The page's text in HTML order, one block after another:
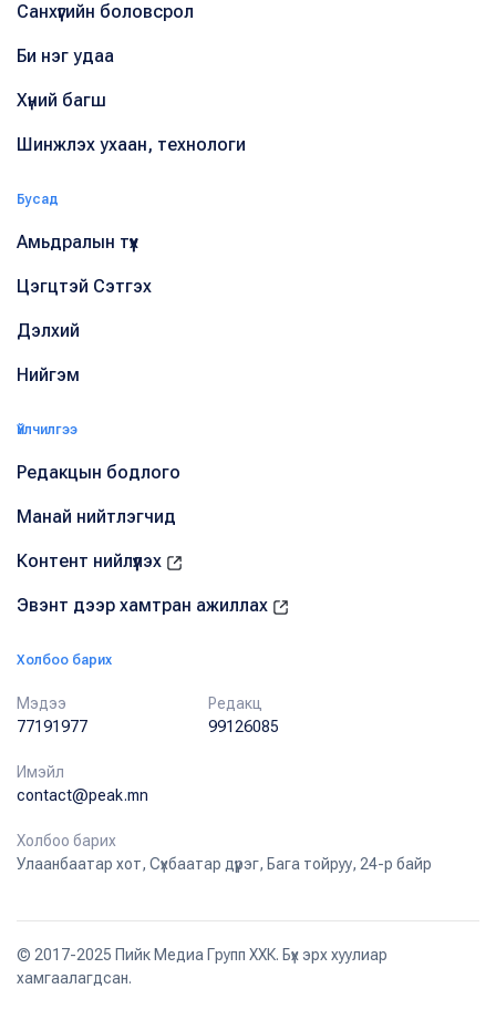
Санхүүгийн боловсрол
Би нэг удаа
Хүний багш
Шинжлэх ухаан, технологи
Бусад
Амьдралын түүх
Цэгцтэй Сэтгэх
Дэлхий
Нийгэм
Үйлчилгээ
Редакцын бодлого
Манай нийтлэгчид
Контент нийлүүлэх
Эвэнт дээр хамтран ажиллах
Холбоо барих
Мэдээ
77191977
Редакц
99126085
Имэйл
contact@peak.mn
Холбоо барих
Улаанбаатар хот, Сүхбаатар дүүрэг, Бага тойруу, 24-р байр
© 2017-2025 Пийк Медиа Групп ХХК. Бүх эрх хуулиар
хамгаалагдсан.